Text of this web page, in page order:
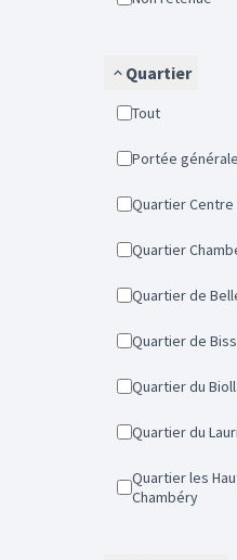
Quartier
Tout
Portée générale
Quartier Centre
Quartier
Quartier de
Quartier de
Quartier du
Quartier du
Quartier les Hauts de
Chambéry